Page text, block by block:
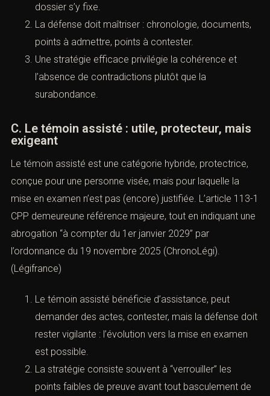
dossier s’y fixe.
La défense doit maîtriser : chronologie, documents,
points à admettre, points à contester.
Une stratégie efficace privilégie la cohérence et
l’absence de contradictions plutôt que la
surabondance.
C. Le témoin assisté : utile, protecteur, mais
exigeant
Le témoin assisté est une catégorie hybride, protectrice,
conçue pour une personne visée, mais pour laquelle la
mise en examen n’est pas (encore) justifiée. L’article 113-1
CPP demeureune référence majeure, tout en indiquant une
abrogation “à compter du 1er janvier 2029” par
l’ordonnance du 19 novembre 2025 (ChronoLégi).
(Légifrance)
Le témoin assisté bénéficie d’assistance, peut
demander des actes, contester, mais la défense doit
rester vigilante : l’évolution vers la mise en examen
est possible.
La stratégie consiste souvent à “verrouiller” les
points faibles de preuve avant tout basculement de